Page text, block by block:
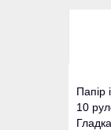
Папір
10